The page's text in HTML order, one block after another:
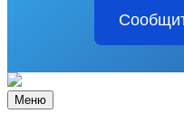
Меню